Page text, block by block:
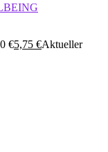
€5,75 €Aktueller